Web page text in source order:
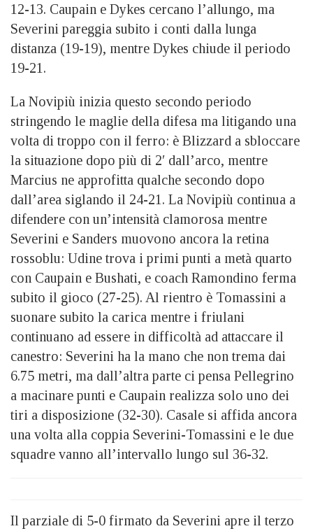
12-13. Caupain e Dykes cercano l’allungo, ma
Severini pareggia subito i conti dalla lunga
distanza (19-19), mentre Dykes chiude il periodo
19-21.
La Novipiù inizia questo secondo periodo
stringendo le maglie della difesa ma litigando una
volta di troppo con il ferro: è Blizzard a sbloccare
la situazione dopo più di 2′ dall’arco, mentre
Marcius ne approfitta qualche secondo dopo
dall’area siglando il 24-21. La Novipiù continua a
difendere con un’intensità clamorosa mentre
Severini e Sanders muovono ancora la retina
rossoblu: Udine trova i primi punti a metà quarto
con Caupain e Bushati, e coach Ramondino ferma
subito il gioco (27-25). Al rientro è Tomassini a
suonare subito la carica mentre i friulani
continuano ad essere in difficoltà ad attaccare il
canestro: Severini ha la mano che non trema dai
6.75 metri, ma dall’altra parte ci pensa Pellegrino
a macinare punti e Caupain realizza solo uno dei
tiri a disposizione (32-30). Casale si affida ancora
una volta alla coppia Severini-Tomassini e le due
squadre vanno all’intervallo lungo sul 36-32.
Il parziale di 5-0 firmato da Severini apre il terzo